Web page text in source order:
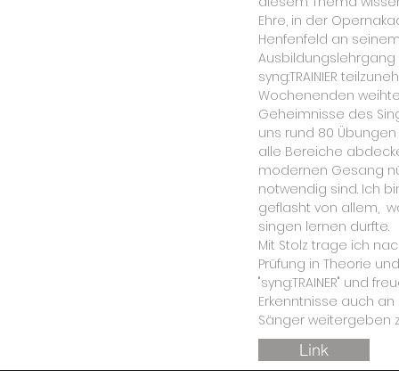
Ehre, in der
Henfenfeld an
Ausbildungslehrgang
syng:TRAINIER
Wochenenden
Geheimnisse des
uns rund 80
alle Bereiche
modernen Gesang
notwendig sind. Ich
geflasht von allem,
singen lernen durfte.
Mit Stolz trage ich
Prüfung in Theorie
"syng:TRAINER" und
Erkenntnisse auch
Sänger weitergeben
Link